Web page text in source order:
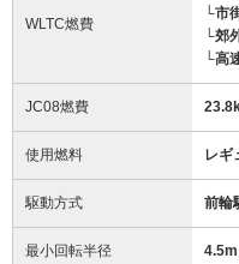
WLTC燃費
└市
└郊
└高
JC08燃費
使用燃料 レギ
駆動方式 前輪
最小回転半径 4.5m